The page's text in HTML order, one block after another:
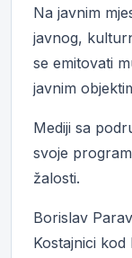
Na javnim
javnog,
se emitovati
javnim
Mediji sa
svoje
žalosti.
Borislav
Kostajnici